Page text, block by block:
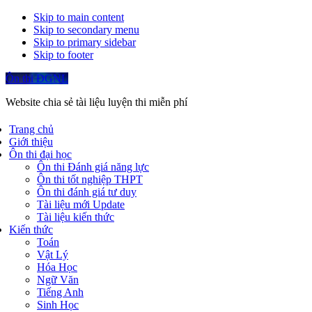
Skip to main content
Skip to secondary menu
Skip to primary sidebar
Skip to footer
Ôn thi ĐGNL
Website chia sẻ tài liệu luyện thi miễn phí
Trang chủ
Giới thiệu
Ôn thi đại học
Ôn thi Đánh giá năng lực
Ôn thi tốt nghiệp THPT
Ôn thi đánh giá tư duy
Tài liệu mới Update
Tài liệu kiến thức
Kiến thức
Toán
Vật Lý
Hóa Học
Ngữ Văn
Tiếng Anh
Sinh Học